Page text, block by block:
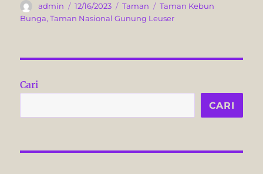
A
u
admin
P
o
n
12/16/2023
C
a
i
s
Taman
T
a
Taman Kebun
Bunga,Taman Nasional Gunung Leuser
Cari
CARI